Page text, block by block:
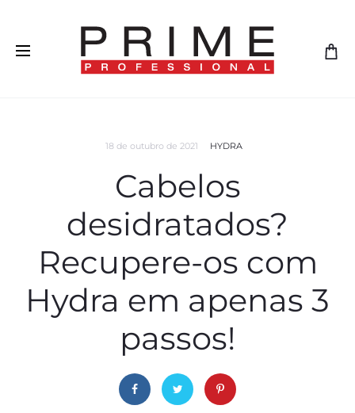
18 de outubro de 2021 HYDRA
Cabelos
desidratados?
Recupere-os com
Hydra em apenas 3
passos!